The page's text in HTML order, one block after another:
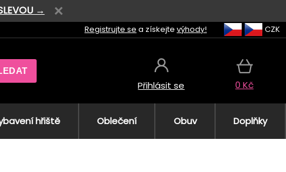
→
Registrujte se a získejte výhody! CZK
Přihlásit se 0 Kč
hřiště Oblečení Obuv Doplňky